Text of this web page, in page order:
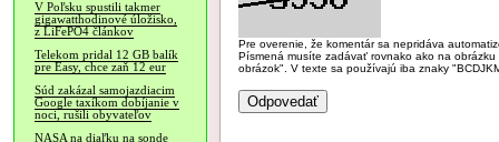
V Poľsku spustili takmer
gigawatthodinové úložisko,
z LiFePO4 článkov
Telekom pridal 12 GB balík
pre Easy, chce zaň 12 eur
Súd zakázal samojazdiacim
Google taxíkom dobíjanie v
noci, rušili obyvateľov
NASA na diaľku na sonde
Pre overenie, že komentár sa nepridáva
Písmená musíte zadávať rovnako ako na
obrázok". V texte sa používajú iba znaky